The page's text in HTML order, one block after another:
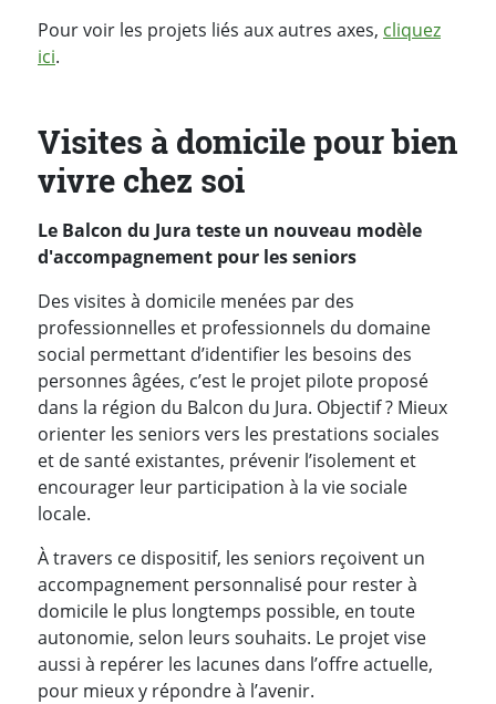
Pour voir les projets liés aux autres axes, cliquez
ici.
Visites à domicile pour bien
vivre chez soi
Le Balcon du Jura teste un nouveau modèle
d'accompagnement pour les seniors
Des visites à domicile menées par des
professionnelles et professionnels du domaine
social permettant d’identifier les besoins des
personnes âgées, c’est le projet pilote proposé
dans la région du Balcon du Jura. Objectif ? Mieux
orienter les seniors vers les prestations sociales
et de santé existantes, prévenir l’isolement et
encourager leur participation à la vie sociale
locale.
À travers ce dispositif, les seniors reçoivent un
accompagnement personnalisé pour rester à
domicile le plus longtemps possible, en toute
autonomie, selon leurs souhaits. Le projet vise
aussi à repérer les lacunes dans l’offre actuelle,
pour mieux y répondre à l’avenir.